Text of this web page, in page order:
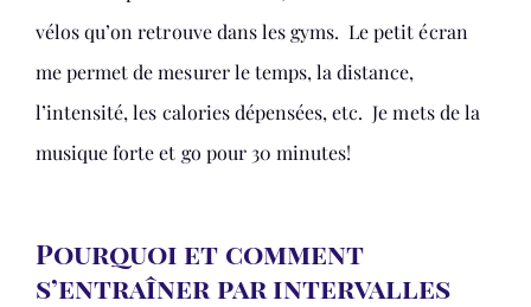
vélos qu’on retrouve dans les gyms. Le petit écran
me permet de mesurer le temps, la distance,
l’intensité, les calories dépensées, etc. Je mets de la
musique forte et go pour 30 minutes!
Pourquoi et comment
s’entraîner par intervalles